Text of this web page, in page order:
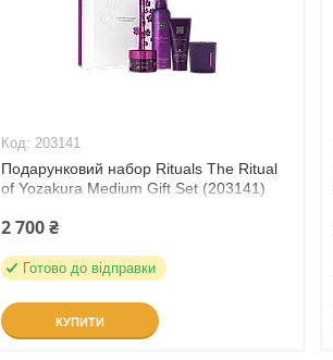
203141
Подарунковий набор Rituals The Ritual
of Yozakura Medium Gift Set (203141)
2 700 ₴
Готово до відправки
КУПИТИ